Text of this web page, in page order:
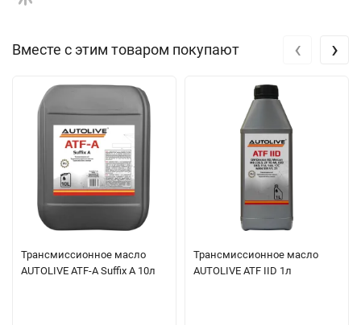
Вместе с этим товаром покупают
Трансмиссионное масло
AUTOLIVE ATF-A Suffix A 10л
Трансмиссионное масло
AUTOLIVE ATF IID 1л
‹ ›